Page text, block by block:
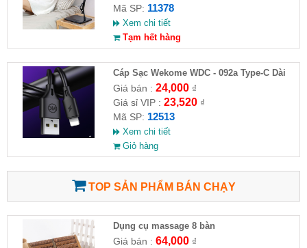
Mã SP: 11378
Xem chi tiết
Tạm hết hàng
Cáp Sạc Wekome WDC - 092a Type-C Dài
3M
Giá bán : 24,000₫
Giá sỉ VIP : 23,520₫
Mã SP: 12513
Xem chi tiết
Giỏ hàng
TOP SẢN PHẨM BÁN CHẠY
Dụng cụ massage 8 bàn
Giá bán : 64,000₫